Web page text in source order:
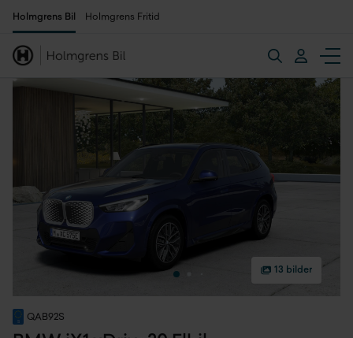
Holmgrens Bil Holmgrens Fritid
13 bilder
QAB92S